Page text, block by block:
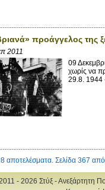
προάγγελος της
2011
09
χωρίς να
29.8. 1944
αποτελέσματα. Σελίδα 367
- 2026 Στύξ - Ανεξάρτητη